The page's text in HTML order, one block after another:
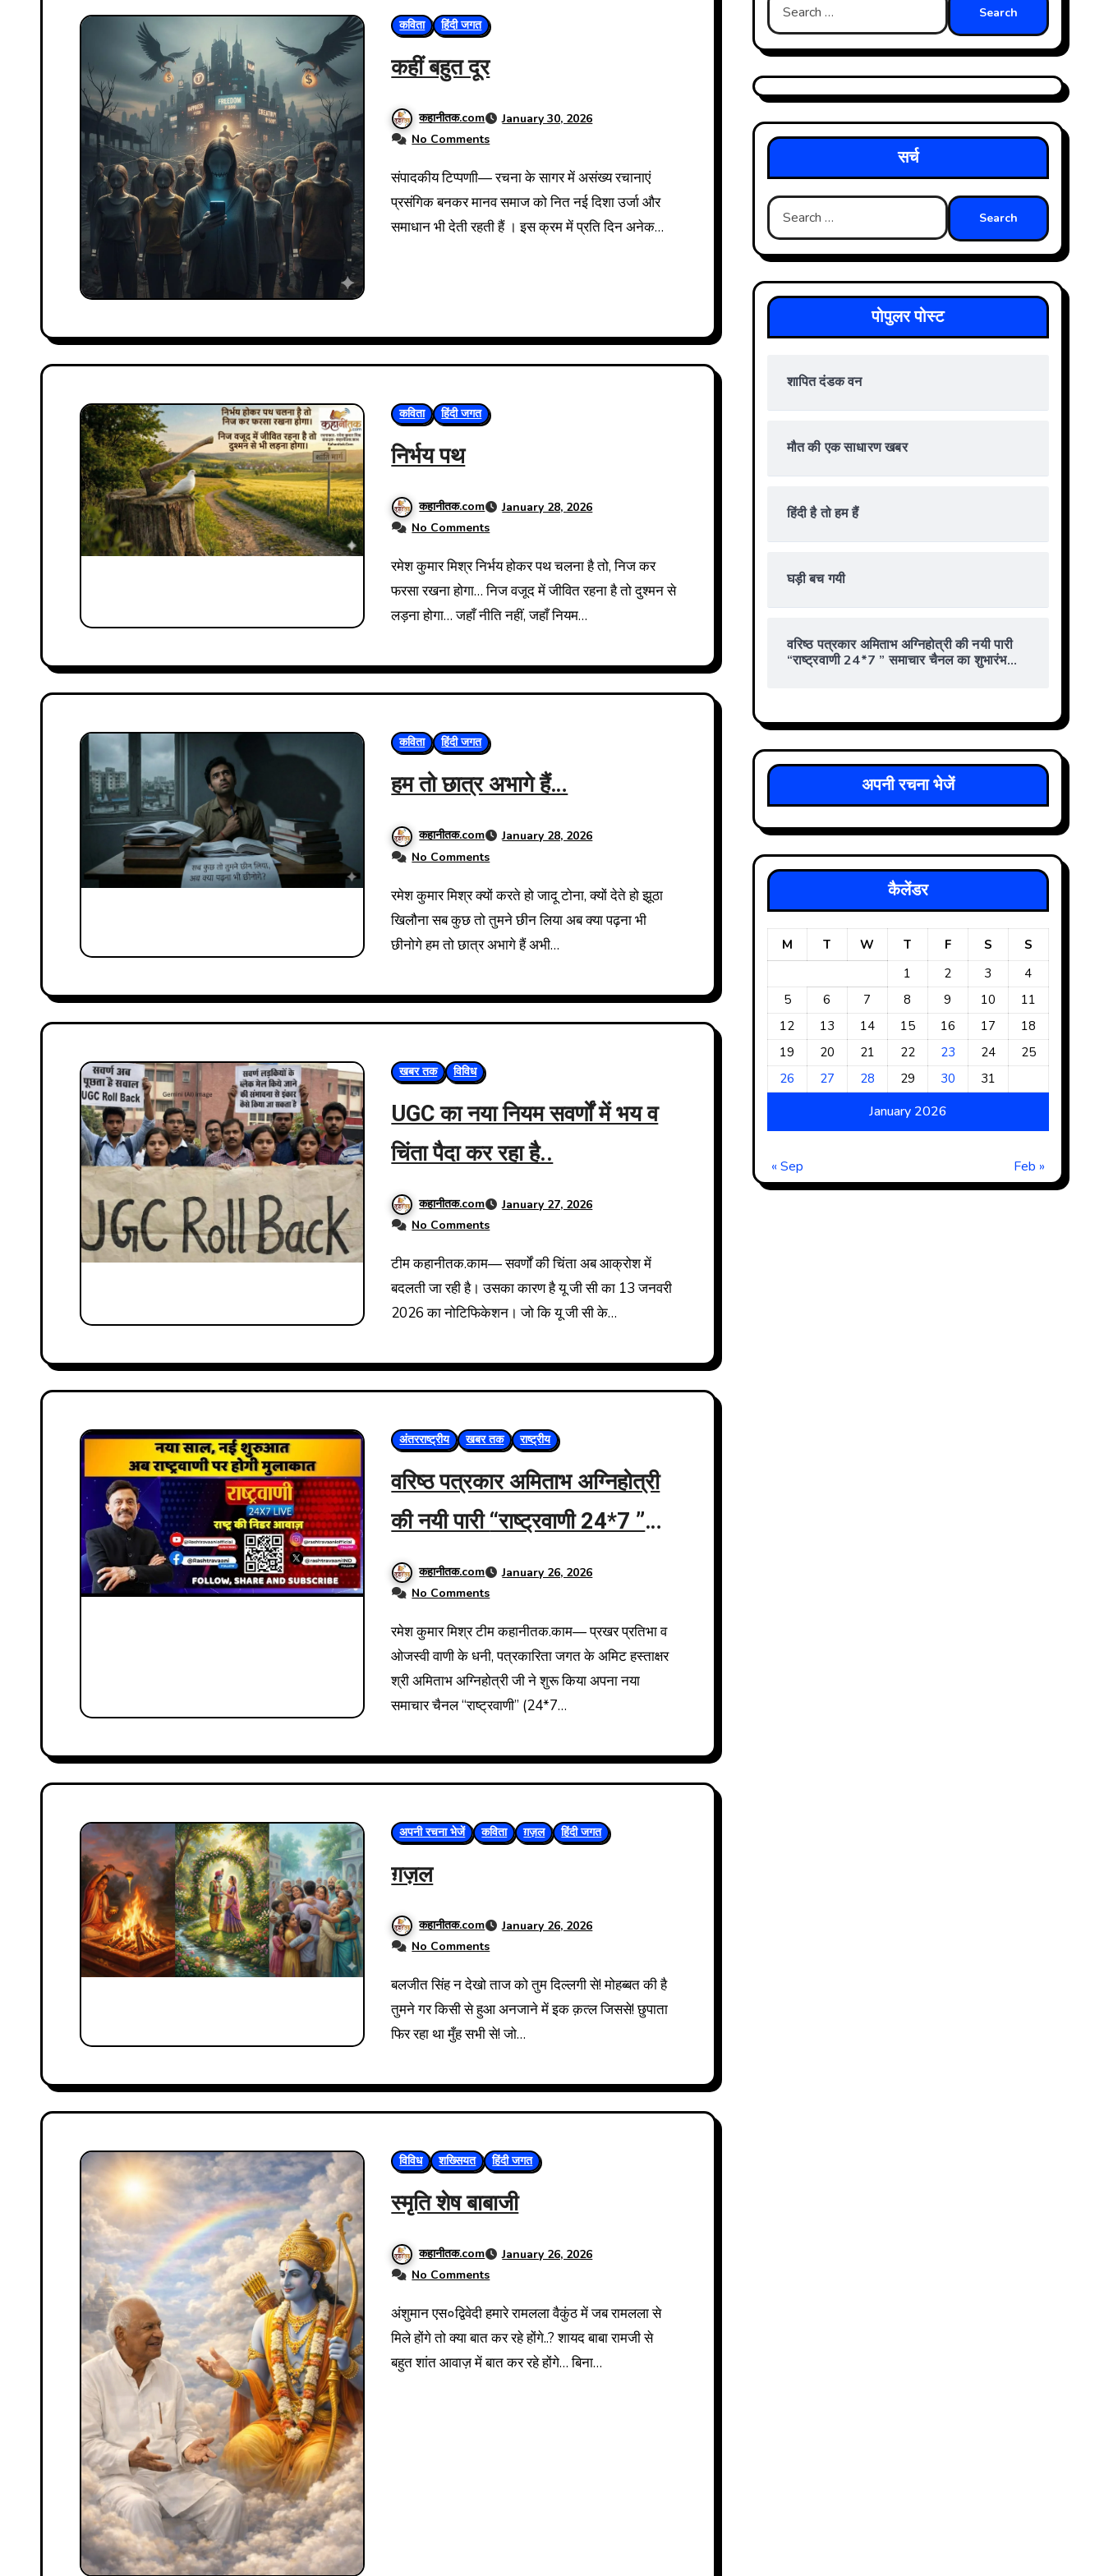
कविता हिंदी जगत
कहीं बहुत दूर
कहानीतक.com
January 30, 2026
No Comments
संपादकीय टिप्पणाी— रचना के सागर में असंख्य रचानाएं
प्रसंगिक बनकर मानव समाज को नित नई दिशा उर्जा और
समाधान भी देती रहती हैं । इस क्रम में प्रति दिन अनेक…
कविता हिंदी जगत
निर्भय पथ
कहानीतक.com
January 28, 2026
No Comments
रमेश कुमार मिश्र निर्भय होकर पथ चलना है तो, निज कर
फरसा रखना होगा… निज वजूद में जीवित रहना है तो दुश्मन से
लड़ना होगा… जहाँ नीति नहीं, जहाँ नियम…
कविता हिंदी जगत
हम तो छात्र अभागे हैं…
कहानीतक.com
January 28, 2026
No Comments
रमेश कुमार मिश्र क्यों करते हो जादू टोना, क्यों देते हो झूठा
खिलौना सब कुछ तो तुमने छीन लिया अब क्या पढ़ना भी
छीनोगे हम तो छात्र अभागे हैं अभी…
खबर तक विविध
UGC का नया नियम सवर्णों में भय व
चिंता पैदा कर रहा है..
कहानीतक.com
January 27, 2026
No Comments
टीम कहानीतक.काम— सवर्णों की चिंता अब आक्रोश में
बदलती जा रही है। उसका कारण है यू जी सी का 13 जनवरी
2026 का नोटिफिकेशन। जो कि यू जी सी के…
अंतरराष्ट्रीय खबर तक राष्ट्रीय
वरिष्ठ पत्रकार अमिताभ अग्निहोत्री
की नयी पारी “राष्ट्रवाणी 24*7 ”
समाचार चैनल का शुभारंभ…
कहानीतक.com
January 26, 2026
No Comments
रमेश कुमार मिश्र टीम कहानीतक.काम— प्रखर प्रतिभा व
ओजस्वी वाणी के धनी, पत्रकारिता जगत के अमिट हस्ताक्षर
श्री अमिताभ अग्निहोत्री जी ने शुरू किया अपना नया
समाचार चैनल “राष्ट्रवाणी” (24*7…
अपनी रचना भेजें कविता ग़ज़ल हिंदी जगत
ग़ज़ल
कहानीतक.com
January 26, 2026
No Comments
बलजीत सिंह न देखो ताज को तुम दिल्लगी से! मोहब्बत की है
तुमने गर किसी से हुआ अनजाने में इक क़त्ल जिससे! छुपाता
फिर रहा था मुँह सभी से! जो…
विविध शख्सियत हिंदी जगत
स्मृति शेष बाबाजी
कहानीतक.com
January 26, 2026
No Comments
अंशुमान एस०द्विवेदी हमारे रामलला वैकुंठ में जब रामलला से
मिले होंगे तो क्या बात कर रहे होंगे..? शायद बाबा रामजी से
बहुत शांत आवाज़ में बात कर रहे होंगे… बिना…
for:
सर्च
Search
for:
पोपुलर पोस्ट
शापित दंडक वन
मौत की एक साधारण खबर
हिंदी है तो हम हैं
घड़ी बच गयी
वरिष्ठ पत्रकार अमिताभ अग्निहोत्री की नयी पारी
“राष्ट्रवाणी 24*7 ” समाचार चैनल का शुभारंभ…
अपनी रचना भेजें
कैलेंडर
January 2026
M T W T F S
S
1
2 3
4
5
6 7 8 9 10
11
12
13 14 15 16 17
18
19
20 21 22 23 24
25
26
27 28 29 30 31
« Sep Feb »